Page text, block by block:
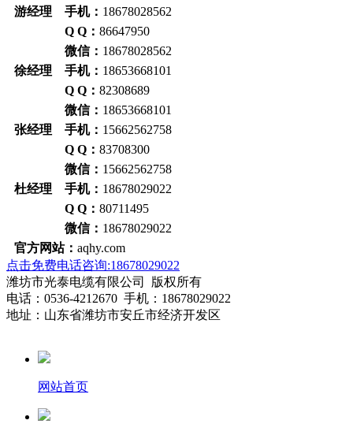
游经理 手机： 18678028562
Q Q： 86647950
微信： 18678028562
徐经理 手机： 18653668101
Q Q： 82308689
微信： 18653668101
张经理 手机： 15662562758
Q Q： 83708300
微信： 15662562758
杜经理 手机： 18678029022
Q Q： 80711495
微信： 18678029022
官方网站： aqhy.com
点击免费电话咨询:18678029022
潍坊市光泰电缆有限公司 版权所有
电话：0536-4212670 手机：18678029022
地址：山东省潍坊市安丘市经济开发区
网站首页